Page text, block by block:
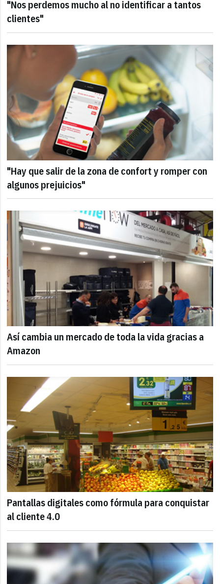
"Nos perdemos mucho al no identificar a tantos
clientes"
"Hay que salir de la zona de confort y romper con
algunos prejuicios"
Así cambia un mercado de toda la vida gracias a
Amazon
Pantallas digitales como fórmula para conquistar
al cliente 4.0